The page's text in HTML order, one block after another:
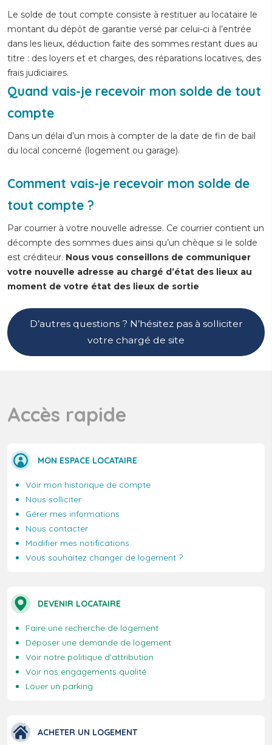
Le solde de tout compte consiste à restituer au locataire le
montant du dépôt de garantie versé par celui-ci à l’entrée
dans les lieux, déduction faite des sommes restant dues au
titre : des loyers et et charges, des réparations locatives, des
frais judiciaires.
Quand vais-je recevoir mon solde de tout
compte
Dans un délai d’un mois à compter de la date de fin de bail
du local concerné (logement ou garage).
Comment vais-je recevoir mon solde de
tout compte ?
Par courrier à votre nouvelle adresse. Ce courrier contient un
décompte des sommes dues ainsi qu’un chèque si le solde
est créditeur. Nous vous conseillons de communiquer
votre nouvelle adresse au chargé d’état des lieux au
moment de votre état des lieux de sortie
D’autres questions ? N’hésitez pas à solliciter
votre chargé de site
Accès rapide
MON ESPACE LOCATAIRE
Voir mon historique de compte
Nous solliciter
Gérer mes informations
Nous contacter
Modifier mes notifications
Vous souhaitez changer de logement ?
DEVENIR LOCATAIRE
Faire une recherche de logement
Déposer une demande de logement
Voir notre politique d’attribution
Voir nos engagements qualité
Louer un parking
ACHETER UN LOGEMENT